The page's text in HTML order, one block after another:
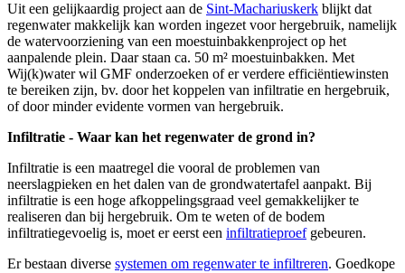
Uit een gelijkaardig project aan de Sint-Machariuskerk blijkt dat
regenwater makkelijk kan worden ingezet voor hergebruik, namelijk
de watervoorziening van een moestuinbakkenproject op het
aanpalende plein. Daar staan ca. 50 m² moestuinbakken. Met
Wij(k)water wil GMF onderzoeken of er verdere efficiëntiewinsten
te bereiken zijn, bv. door het koppelen van infiltratie en hergebruik,
of door minder evidente vormen van hergebruik.
Infiltratie - Waar kan het regenwater de grond in?
Infiltratie is een maatregel die vooral de problemen van
neerslagpieken en het dalen van de grondwatertafel aanpakt. Bij
infiltratie is een hoge afkoppelingsgraad veel gemakkelijker te
realiseren dan bij hergebruik. Om te weten of de bodem
infiltratiegevoelig is, moet er eerst een infiltratieproefgebeuren.
Er bestaan diverse systemen om regenwater te infiltreren. Goedkope